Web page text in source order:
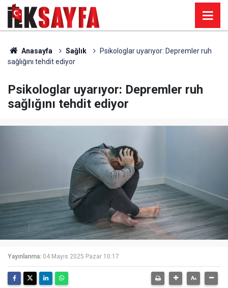
Anasayfa Sağlık
Psikologlar uyarıyor: Depremler ruh
sağlığını tehdit ediyor
Psikologlar uyarıyor: Depremler ruh
sağlığını tehdit ediyor
Yayınlanma: 04 Mayıs 2025 Pazar 10:17